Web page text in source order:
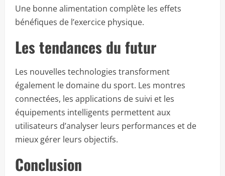
Une bonne alimentation complète les effets
bénéfiques de l’exercice physique.
Les tendances du futur
Les nouvelles technologies transforment
également le domaine du sport. Les montres
connectées, les applications de suivi et les
équipements intelligents permettent aux
utilisateurs d’analyser leurs performances et de
mieux gérer leurs objectifs.
Conclusion